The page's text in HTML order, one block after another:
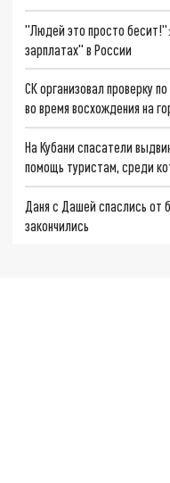
"Людей это просто
зарплатах" в России
СК организовал проверку
во время восхождения на
На Кубани спасатели
помощь туристам, среди
Даня с Дашей спаслись от
закончились